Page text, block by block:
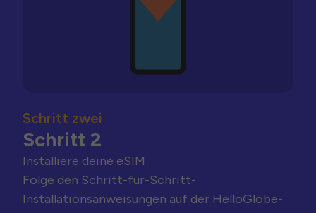
Schritt zwei
Schritt 2
Installiere deine eSIM
Folge den Schritt-für-Schritt-
Installationsanweisungen auf der HelloGlobe-